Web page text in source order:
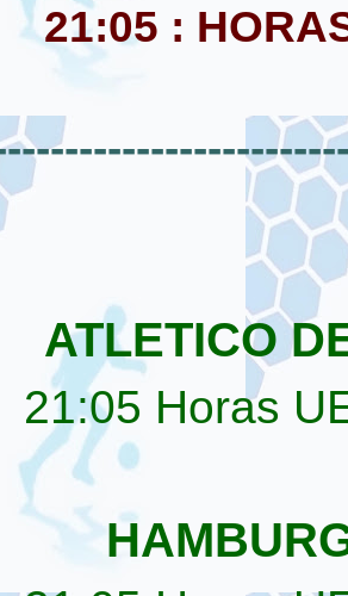
21:05 :
ATLETICO
21:05 Horas